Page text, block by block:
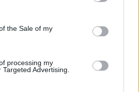
Google and its third-party tags to
specified purposes in below Google
the Sale of my
processing my
Advertising.
το
η